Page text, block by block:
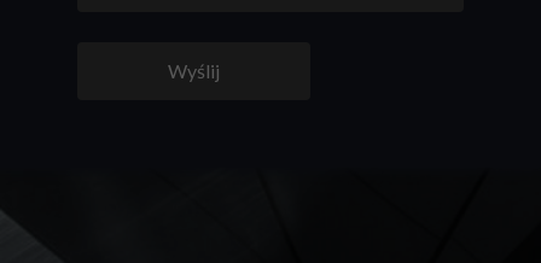
Wyślij